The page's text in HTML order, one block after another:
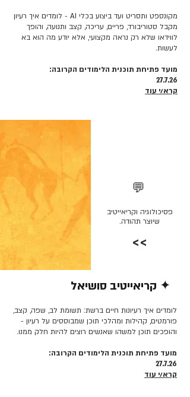
מקונספט ותסריט ועד ביצוע בכלי AI - לומדים איך רעיון
מקבל סטוריבורד, פריים, עריכה, קצב ותנועה, והופך
לווידאו שלא רק נראה מקצועי, אלא יודע מה הוא בא
לעשות.
מועד פתיחת תוכנית הלימודים הקרובה:
27.7.26
קרא/י עוד
💬
פסיכולוגיה וקריאייטיב
שיוצר תהודה.
>>
✦ קריאייטיב סושיאל
לומדים איך רעיונות חיים ברשת: תשומת לב, שפה, קצב,
פורמטים, קהילות ומהלכי תוכן שמבוססים על רעיון -
והופכים תוכן למשהו שאנשים רוצים להיות חלק ממנו.
מועד פתיחת תוכנית הלימודים הקרובה:
27.7.26
קרא/י עוד